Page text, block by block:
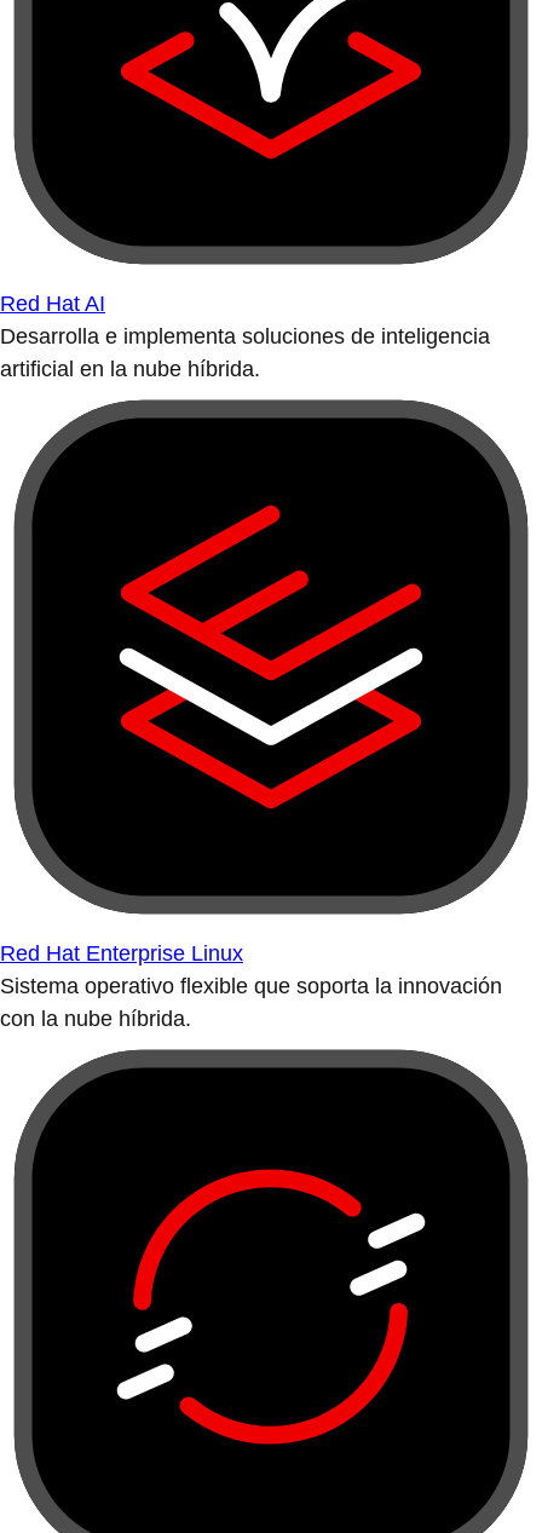
Red Hat AI
Desarrolla e implementa soluciones de inteligencia
artificial en la nube híbrida.
Red Hat Enterprise Linux
Sistema operativo flexible que soporta la innovación
con la nube híbrida.